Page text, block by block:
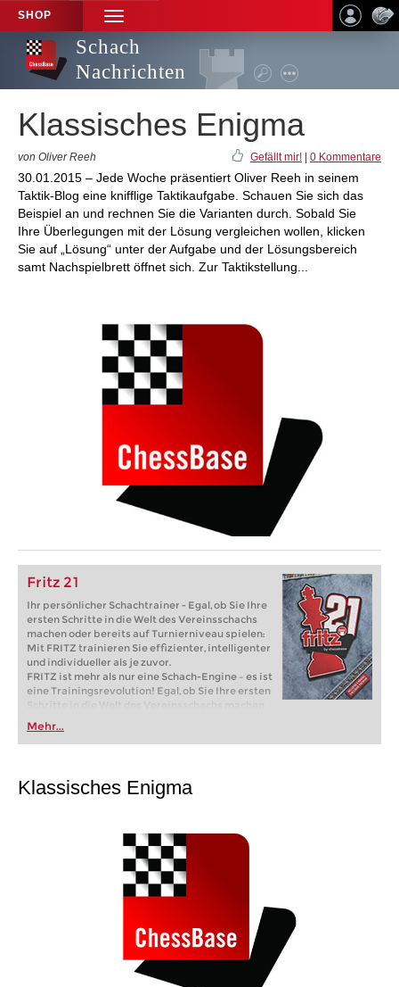
SHOP
TOGGLE
NAVIGATION
Schach
Nachrichten
Klassisches Enigma
von Oliver Reeh Gefällt mir! 0 Kommentare
30.01.2015 – Jede Woche präsentiert Oliver Reeh in seinem
Taktik-Blog eine knifflige Taktikaufgabe. Schauen Sie sich das
Beispiel an und rechnen Sie die Varianten durch. Sobald Sie
Ihre Überlegungen mit der Lösung vergleichen wollen, klicken
Sie auf „Lösung“ unter der Aufgabe und der Lösungsbereich
samt Nachspielbrett öffnet sich. Zur Taktikstellung...
Fritz 21
Ihr persönlicher Schachtrainer - Egal, ob Sie Ihre
ersten Schritte in die Welt des Vereinsschachs
machen oder bereits auf Turnierniveau spielen:
Mit FRITZ trainieren Sie effizienter, intelligenter
und individueller als je zuvor.
FRITZ ist mehr als nur eine Schach-Engine – es ist
eine Trainingsrevolution! Egal, ob Sie Ihre ersten
Schritte in die Welt des Vereinsschachs machen
oder bereits auf Turnierniveau spielen: Mit
FRITZ trainieren Sie effizienter, intelligenter und
individueller als je zuvor.
Mehr...
Klassisches Enigma